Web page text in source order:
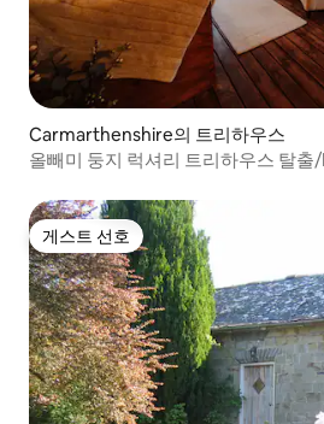
Carmarthenshire의 트리하우스
올빼미 둥지 럭셔리 트리하우스 탈
게스트 선호
게스트 선호